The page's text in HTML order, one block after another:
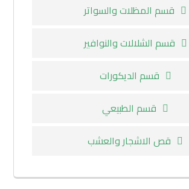
قسم المظلات والسواتر
قسم الشلالات والنوافير
قسم الديكورات
قسم الطبيعي
قص الاشجار والعشب